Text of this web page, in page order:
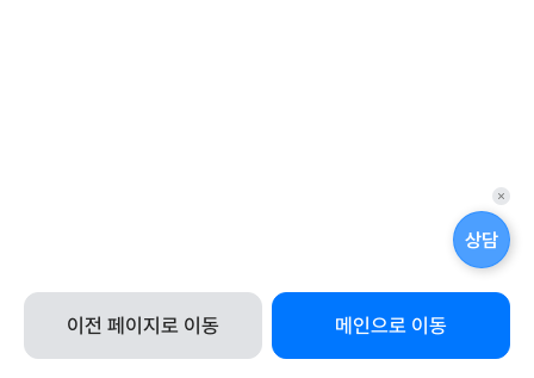
이전 페이지로 이동 메인으로 이동
상담
퀵
메
뉴
기